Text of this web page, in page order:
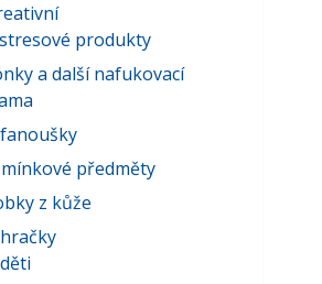
produkty
a další nafukovací
předměty
z kůže